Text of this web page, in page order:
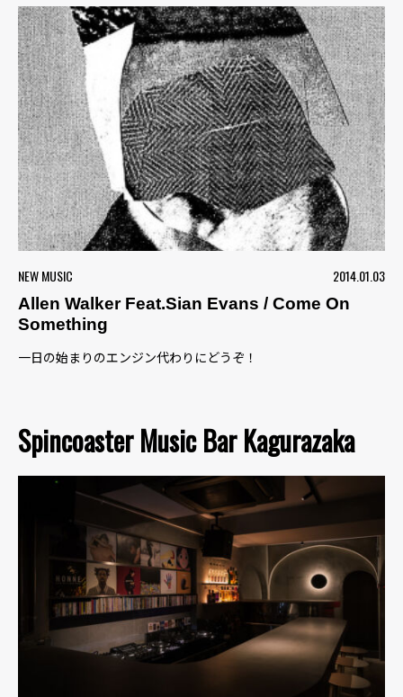
NEW MUSIC
2014.01.03
Allen Walker Feat.Sian Evans / Come On
Something
一日の始まりのエンジン代わりにどうぞ！
Spincoaster Music Bar Kagurazaka